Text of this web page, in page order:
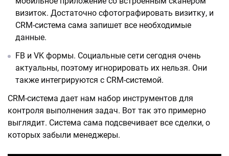
визиток. Достаточно сфотографировать визитку, и
CRM-система сама запишет все необходимые
данные.
FB и VK формы. Социальные сети сегодня очень
актуальны, поэтому игнорировать их нельзя. Они
также интегрируются с CRM-системой.
CRM-система дает нам набор инструментов для
контроля выполнения задач. Вот так это примерно
выглядит. Система сама подсвечивает все сделки, о
которых забыли менеджеры.